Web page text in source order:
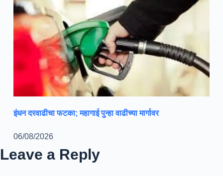
इंधन दरवाढीचा फटका; महागाई पुन्हा वाढीच्या मार्गावर
06/08/2026
Leave a Reply